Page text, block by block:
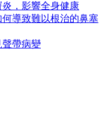
，影響全身健康
導致難以根治的鼻塞
聲帶病變